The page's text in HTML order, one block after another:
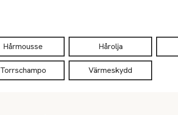
Hårmousse Hårolja
Torrschampo Värmeskydd